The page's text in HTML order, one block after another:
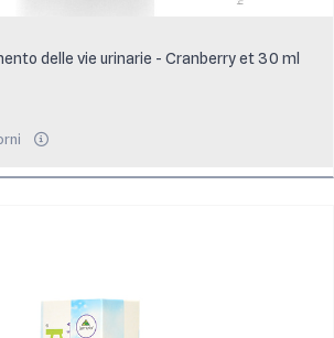
delle vie urinarie - Cranberry et 30 ml